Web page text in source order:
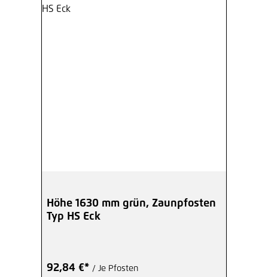
Höhe 1630 mm grün, Zaunpfosten
Typ HS Eck
92,84 €* / Je Pfosten